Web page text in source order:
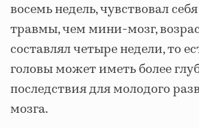
восемь недель, чувствовал
травмы, чем мини-мозг,
составлял четыре недели, то
головы может иметь более
последствия для молодого
мозга.